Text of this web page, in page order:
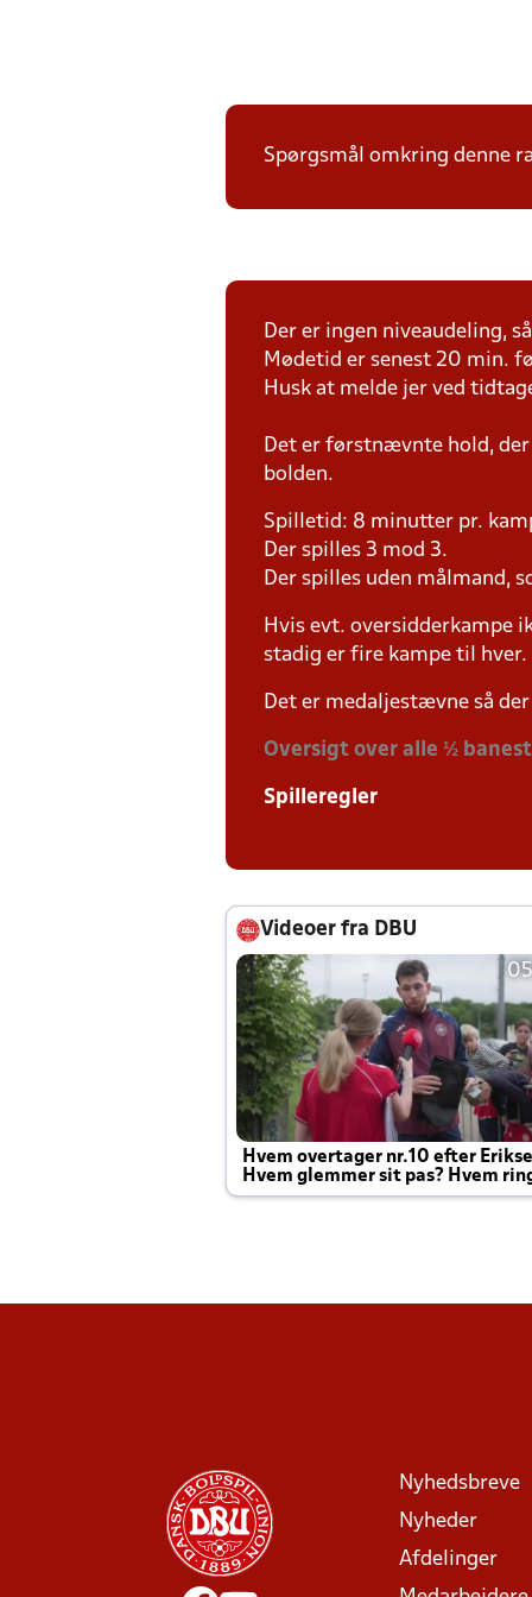
Spørgsmål omkring denne
Der er ingen niveaudeling,
Mødetid er senest 20 min.
Husk at melde jer ved
Det er førstnævnte hold,
bolden.
Spilletid: 8 minutter pr.
Der spilles 3 mod 3.
Der spilles uden målmand,
Hvis evt. oversidderkampe
stadig er fire kampe til hver.
Det er medaljestævne så
Oversigt over alle ½
Spilleregler
Videoer fra DBU
Hvem overtager nr.10 efter
Hvem glemmer sit pas? Hvem
Joachim altid til efter kampe?
Nyhedsbreve
Nyheder
Afdelinger